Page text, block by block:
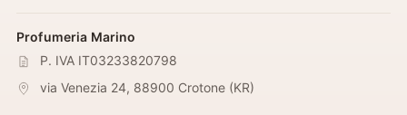
Profumeria Marino
P. IVA IT03233820798
via Venezia 24, 88900 Crotone (KR)